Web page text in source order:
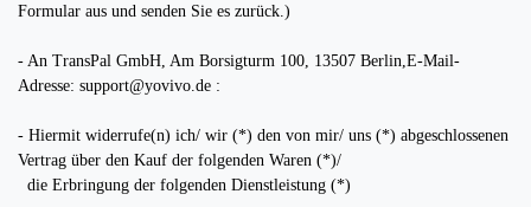
Formular aus und senden Sie es zurück.)
- An TransPal GmbH, Am Borsigturm 100, 13507 Berlin E-Mail-
Adresse: support@yovivo.de :
- Hiermit widerrufe(n) ich/ wir (*) den von mir/ uns (*) abgeschlossenen
Vertrag über den Kauf der folgenden Waren (*)/
die Erbringung der folgenden Dienstleistung (*)